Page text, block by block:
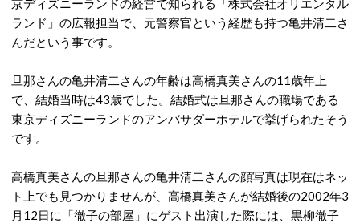
京ディズニーランドの経営で知られる「株式会社オリエンタル
ランド」の広報担当で、元警察官という経歴も持つ亀井清二さ
んだという事です。
旦那さんの亀井清二さんの年齢は高橋真美さんの11歳年上
で、結婚当時は43歳でした。結婚式は旦那さんの職場である
東京ディズニーランドのアンバサダーホテルで挙げられたそう
です。
高橋真美さんの旦那さんの亀井清二さんの顔写真は現在はネッ
ト上でも見つかりませんが、高橋真美さんが結婚後の2002年3
月12日に「徹子の部屋」にゲスト出演した際には、黒柳徹子